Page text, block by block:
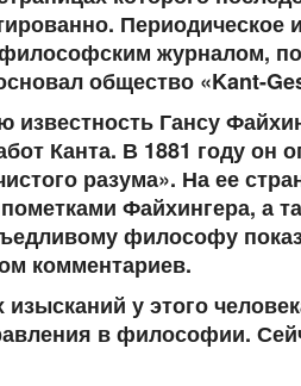
Периодическое
журналом,
общество «Kant-
известность Гансу
Канта. В 1881 году он
разума». На ее
Файхингера, а
философу
комментариев.
у этого
в философии.